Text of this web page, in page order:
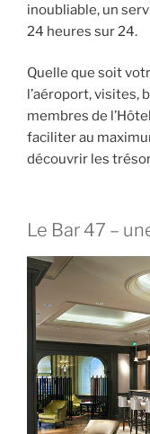
inoubliable, un
24 heures sur 24.
Quelle que soit
l’aéroport, visites,
membres de
faciliter au
découvrir les
Le Bar 47 –